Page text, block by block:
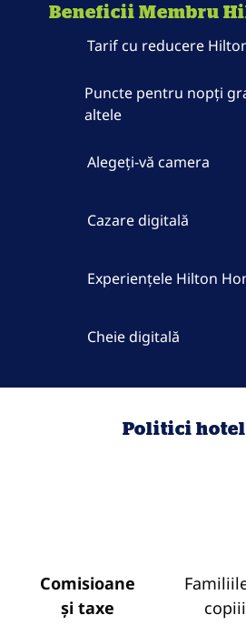
Beneficii Membru
Tarif cu reducere
Puncte pentru nopți
altele
Alegeți-vă camera
Cazare digitală
Experiențele Hilton
Cheie digitală
Politici
Comisioane
și taxe
copiii